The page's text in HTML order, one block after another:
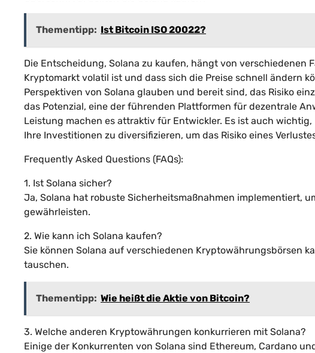
Thementipp: Ist Bitcoin ISO 20022?
Die Entscheidung, Solana zu kaufen, hängt von verschiedenen
Kryptomarkt volatil ist und dass sich die Preise schnell ändern
Perspektiven von Solana glauben und bereit sind, das Risiko
das Potenzial, eine der führenden Plattformen für dezentrale
Leistung machen es attraktiv für Entwickler. Es ist auch
Ihre Investitionen zu diversifizieren, um das Risiko eines
Frequently Asked Questions (FAQs):
1. Ist Solana sicher?
Ja, Solana hat robuste Sicherheitsmaßnahmen implementiert,
gewährleisten.
2. Wie kann ich Solana kaufen?
Sie können Solana auf verschiedenen Kryptowährungsbörsen
tauschen.
Thementipp: Wie heißt die Aktie von Bitcoin?
3. Welche anderen Kryptowährungen konkurrieren mit Solana?
Einige der Konkurrenten von Solana sind Ethereum, Cardano